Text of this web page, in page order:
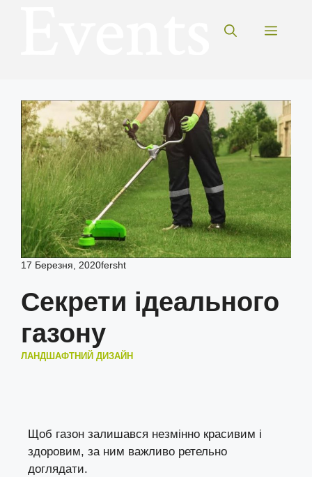
Меню
17 Березня, 2020fersht
Секрети ідеального
газону
ЛАНДШАФТНИЙ ДИЗАЙН
Щоб газон залишався незмінно красивим і
здоровим, за ним важливо ретельно
доглядати.